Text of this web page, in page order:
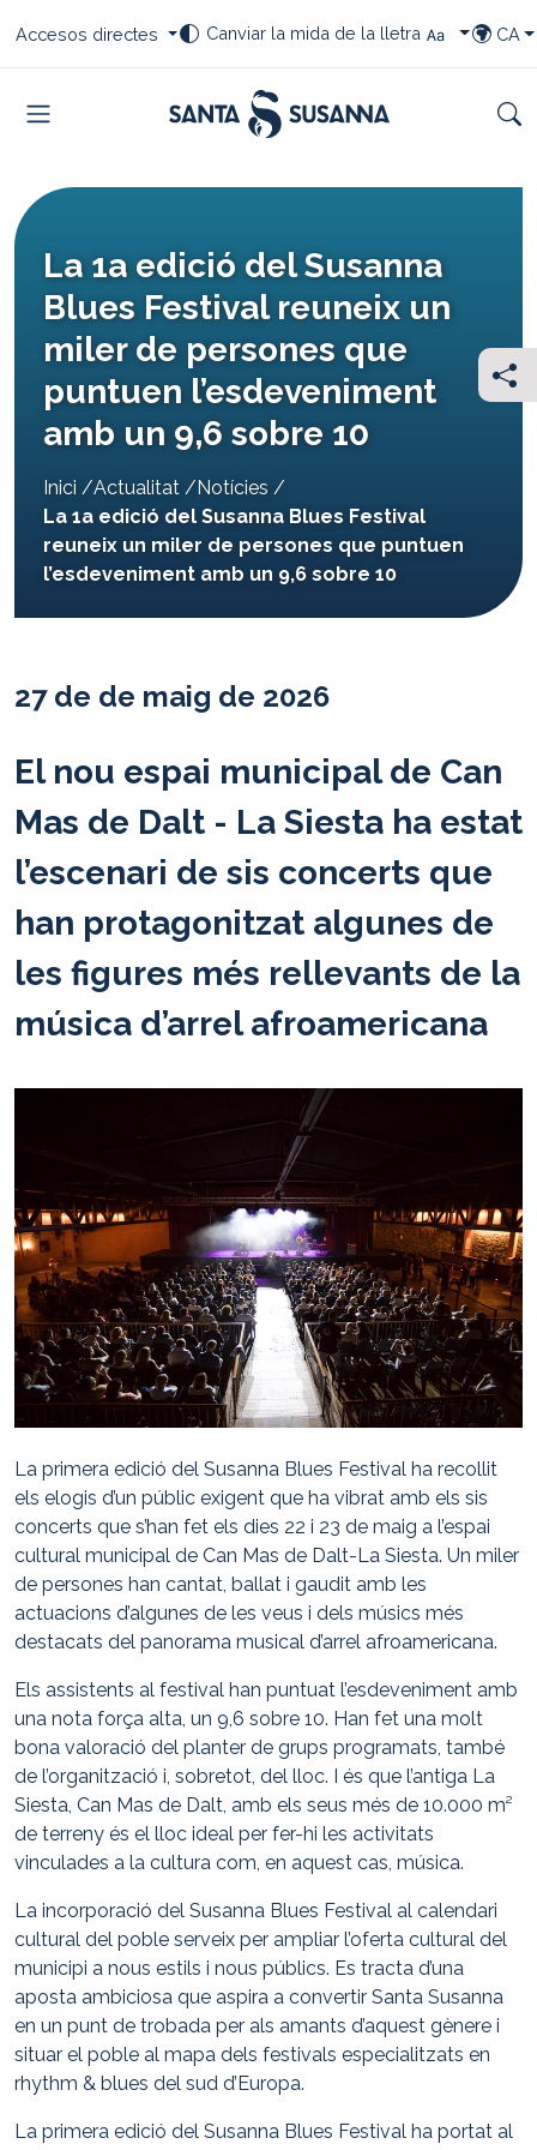
Seleccioneu les vostres dreceres
Accesos directes
Seleccioneu el vostre canvi de font
Canviar la mida de la lletra CA
TRIAR
La 1a edició del Susanna
Blues Festival reuneix un
miler de persones que
puntuen l’esdeveniment
amb un 9,6 sobre 10
are
here:
Inici Actualitat
Notícies
La 1a edició del Susanna Blues Festival
reuneix un miler de persones que puntuen
l’esdeveniment amb un 9,6 sobre 10
27 de de maig de 2026
El nou espai municipal de Can
Mas de Dalt - La Siesta ha estat
l’escenari de sis concerts que
han protagonitzat algunes de
les figures més rellevants de la
música d’arrel afroamericana
La primera edició del Susanna Blues Festival ha recollit
els elogis d’un públic exigent que ha vibrat amb els sis
concerts que s’han fet els dies 22 i 23 de maig a l’espai
cultural municipal de Can Mas de Dalt-La Siesta. Un miler
de persones han cantat, ballat i gaudit amb les
actuacions d’algunes de les veus i dels músics més
destacats del panorama musical d’arrel afroamericana.
Els assistents al festival han puntuat l’esdeveniment amb
una nota força alta, un 9,6 sobre 10. Han fet una molt
bona valoració del planter de grups programats, també
de l’organització i, sobretot, del lloc. I és que l’antiga La
Siesta, Can Mas de Dalt, amb els seus més de 10.000 m²
de terreny és el lloc ideal per fer-hi les activitats
vinculades a la cultura com, en aquest cas, música.
La incorporació del Susanna Blues Festival al calendari
cultural del poble serveix per ampliar l’oferta cultural del
municipi a nous estils i nous públics. Es tracta d’una
aposta ambiciosa que aspira a convertir Santa Susanna
en un punt de trobada per als amants d’aquest gènere i
situar el poble al mapa dels festivals especialitzats en
rhythm & blues del sud d’Europa.
La primera edició del Susanna Blues Festival ha portat al